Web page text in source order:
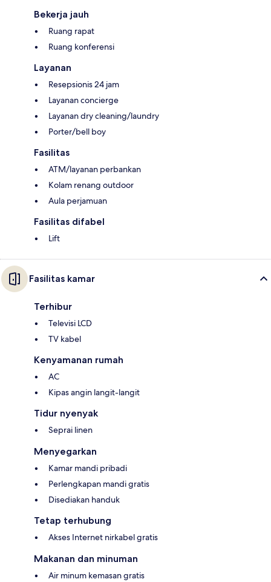
Bekerja jauh
Ruang rapat
Ruang konferensi
Layanan
Resepsionis 24 jam
Layanan concierge
Layanan dry cleaning/laundry
Porter/bell boy
Fasilitas
ATM/layanan perbankan
Kolam renang outdoor
Aula perjamuan
Fasilitas difabel
Lift
Fasilitas kamar
Terhibur
Televisi LCD
TV kabel
Kenyamanan rumah
AC
Kipas angin langit-langit
Tidur nyenyak
Seprai linen
Menyegarkan
Kamar mandi pribadi
Perlengkapan mandi gratis
Disediakan handuk
Tetap terhubung
Akses Internet nirkabel gratis
Makanan dan minuman
Air minum kemasan gratis